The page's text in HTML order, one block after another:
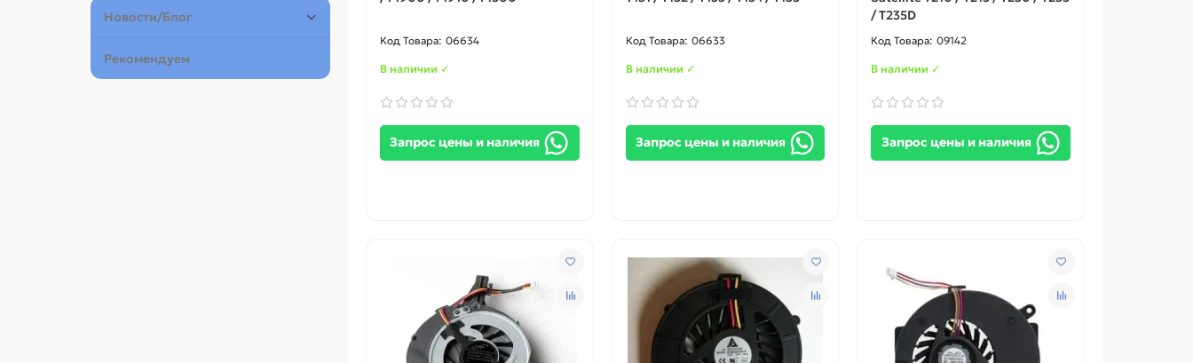
Новости/Блог
Рекомендуем
06634
В наличии ✓
Запрос цены и наличия
06633
В наличии ✓
Запрос цены и наличия
/ T235D
09142
В наличии ✓
Запрос цены и наличия